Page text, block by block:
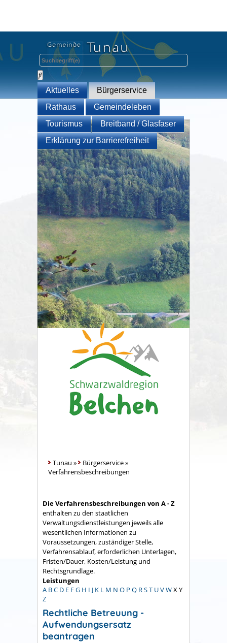
Aktuelles
Bürgerservice
Rathaus
Gemeindeleben
Tourismus
Breitband / Glasfaser
Erklärung zur Barrierefreiheit
Tunau » Bürgerservice»
Verfahrensbeschreibungen
Die Verfahrensbeschreibungen von A - Z
enthalten zu den staatlichen
Verwaltungsdienstleistungen jeweils alle
wesentlichen Informationen zu
Voraussetzungen, zuständiger Stelle,
Verfahrensablauf, erforderlichen Unterlagen,
Fristen/Dauer, Kosten/Leistung und
Rechtsgrundlage.
Leistungen
A BC D E FG H I J K L M N O P Q RST UVWX Y
Z
Rechtliche Betreuung -
Aufwendungsersatz
beantragen